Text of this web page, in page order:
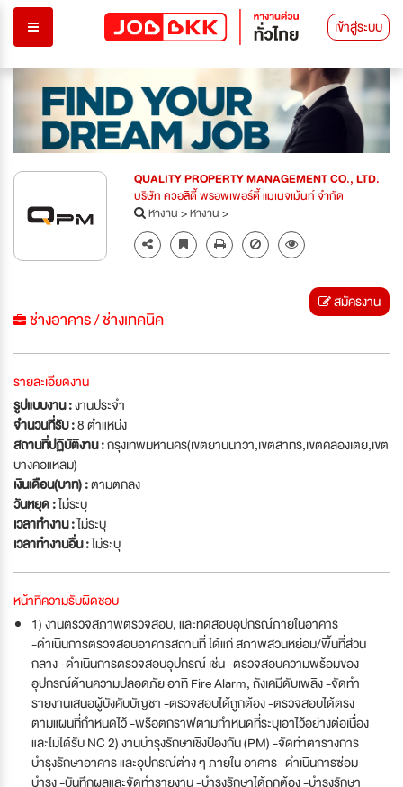
เข้าสู่ระบบ
QUALITY PROPERTY MANAGEMENT CO., LTD.
บริษัท ควอลิตี้ พรอพเพอร์ตี้ แมเนจเม้นท์ จำกัด
หางาน>หางาน>
ช่างอาคาร / ช่างเทคนิค
สมัครงาน
รายละเอียดงาน
รูปแบบงาน :งานประจำ
จำนวนที่รับ :8 ตำแหน่ง
สถานที่ปฏิบัติงาน :กรุงเทพมหานคร(เขตยานนาวา,เขตสาทร,เขตคลองเตย,เขต
บางคอแหลม)
เงินเดือน(บาท) :ตามตกลง
วันหยุด :ไม่ระบุ
เวลาทำงาน :ไม่ระบุ
เวลาทำงานอื่น :ไม่ระบุ
หน้าที่ความรับผิดชอบ
1) งานตรวจสภาพตรวจสอบ, และทดสอบอุปกรณ์ภายในอาคาร
-ดำเนินการตรวจสอบอาคารสถานที่ ได้แก่ สภาพสวนหย่อม/พื้นที่ส่วน
กลาง -ดำเนินการตรวจสอบอุปกรณ์ เช่น -ตรวจสอบความพร้อมของ
อุปกรณ์ด้านความปลอดภัย อาทิ Fire Alarm, ถังเคมีดับเพลิง -จัดทำ
รายงานเสนอผู้บังคับบัญชา -ตรวจสอบได้ถูกต้อง -ตรวจสอบได้ตรง
ตามแผนที่กำหนดไว้ -พร๊อตกราฟตามกำหนดที่ระบุเอาไว้อย่างต่อเนื่อง
และไม่ได้รับ NC 2) งานบำรุงรักษาเชิงป้องกัน (PM) -จัดทำตารางการ
บำรุงรักษาอาคาร และอุปกรณ์ต่าง ๆ ภายใน อาคาร -ดำเนินการซ่อม
บำรุง -บันทึกผลและจัดทำรายงาน -บำรุงรักษาได้ถูกต้อง -บำรุงรักษา